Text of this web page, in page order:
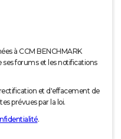
à CCM BENCHMARK
forums et les notifications
et d'effacement de
prévues par la loi.
.